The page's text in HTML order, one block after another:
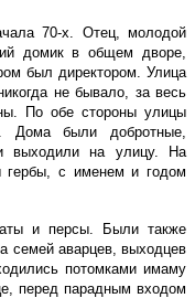
70-х. Отец, молодой
домик в общем дворе,
был директором. Улица
не бывало, за весь
По обе стороны улицы
Дома были добротные,
выходили на улицу. На
гербы, с именем и годом
и персы. Были также
семей аварцев, выходцев
потомками имаму
перед парадным входом